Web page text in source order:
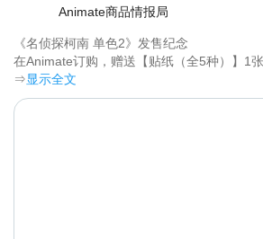
Animate商品情报局
《名侦探柯南 单色2》发售纪念
⇒显示全文